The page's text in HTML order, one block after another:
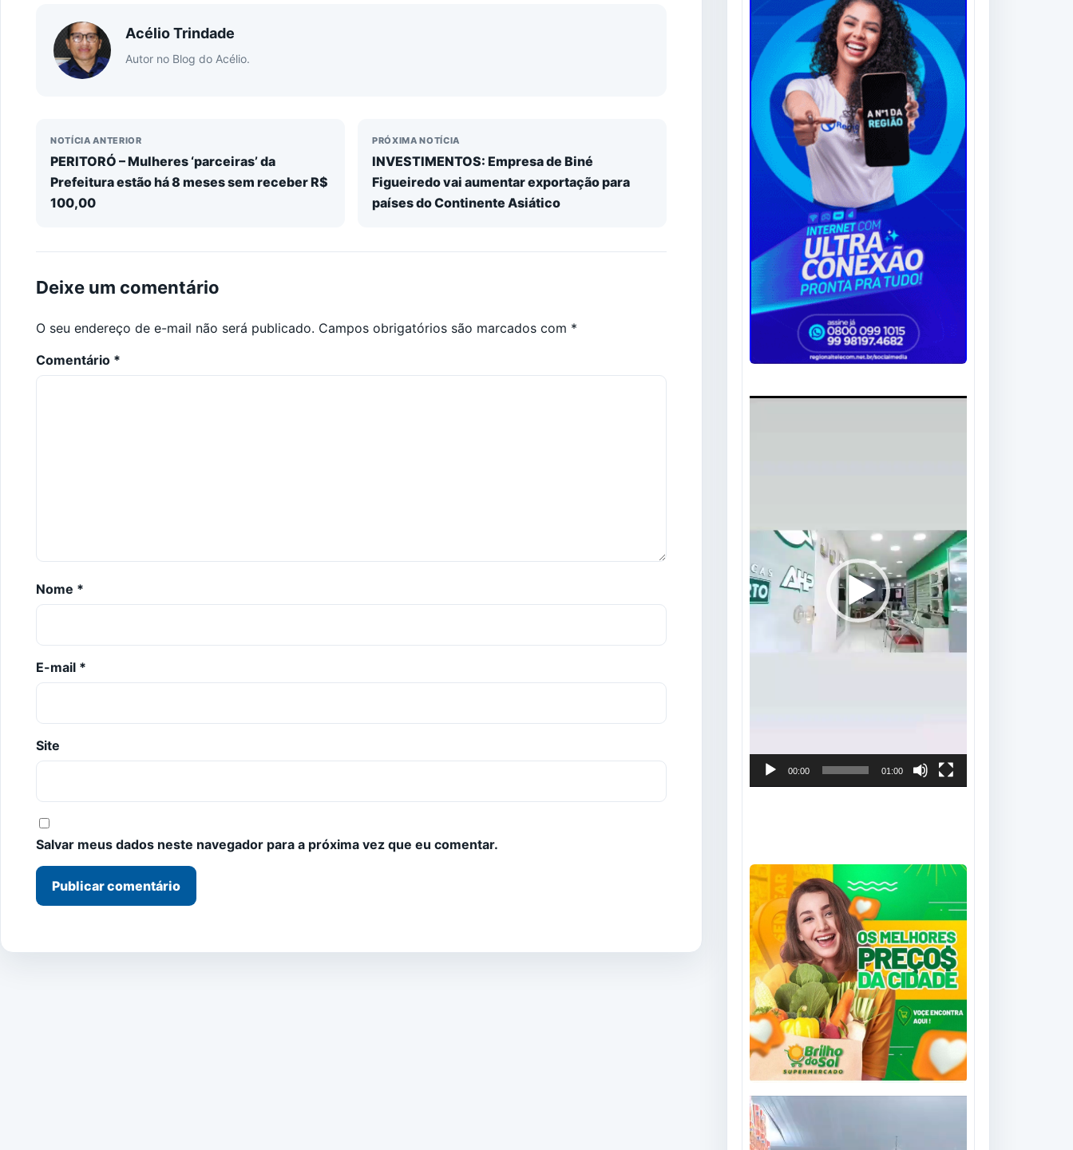
Acélio Trindade
Autor no Blog do Acélio.
NOTÍCIA ANTERIOR
PERITORÓ – Mulheres ‘parceiras’ da
Prefeitura estão há 8 meses sem receber R$
100,00
PRÓXIMA NOTÍCIA
INVESTIMENTOS: Empresa de Biné
Figueiredo vai aumentar exportação para
países do Continente Asiático
Deixe um comentário
O seu endereço de e-mail não será publicado. Campos obrigatórios são marcados com *
Comentário *
Nome *
E-mail *
Site
Salvar meus dados neste navegador para a próxima vez que eu comentar.
00:00 01:00
Tocador
de
vídeo